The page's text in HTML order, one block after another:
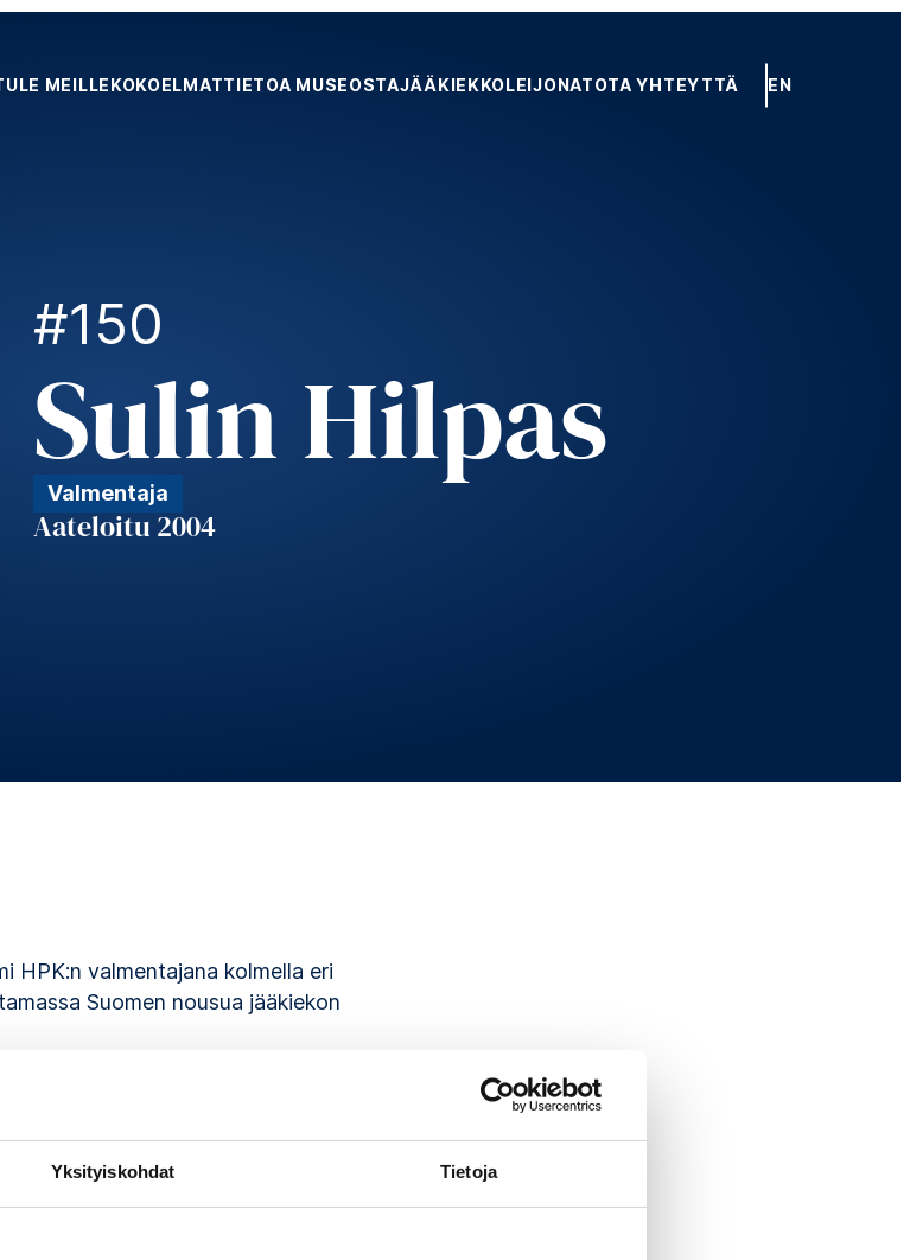
Yksityiskohdat Tietoja
MEILLEKOKOELMATTIETOA MUSEOSTAJÄÄKIEKKOLEIJONATOTA YHTEYTTÄ EN
#150
Sulin Hilpas
Valmentaja
Aateloitu 2004
HPK:n valmentajana kolmella eri
Suomen nousua jääkiekon
Sulin teki debyyttinsä jääkiekon
ja myöhemmin puolustajana
1954. Peliuransa jälkeen Sulin
sarjatasolla kahteen otteeseen